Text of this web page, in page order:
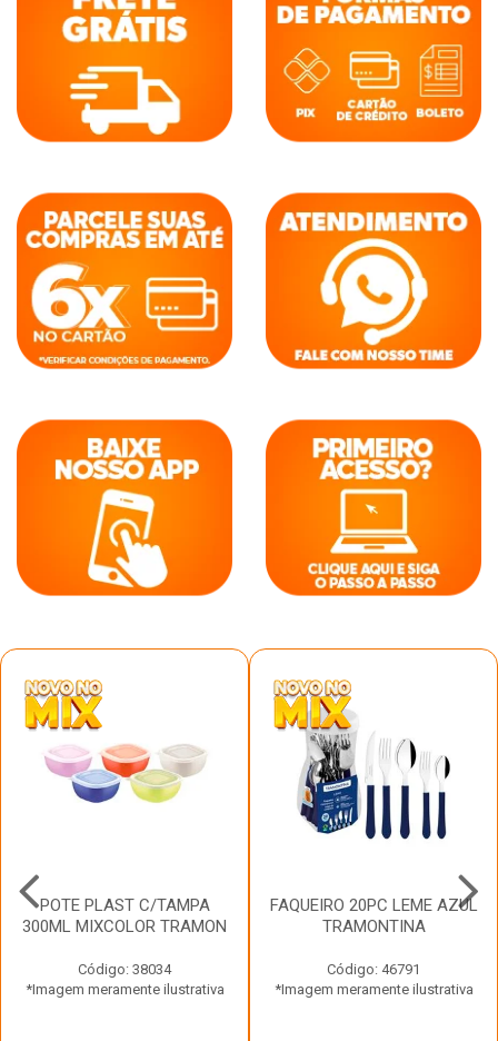
POTE PLAST C/TAMPA
300ML MIXCOLOR TRAMON
Código: 38034
*Imagem meramente ilustrativa
FAQUEIRO 20PC LEME AZUL
TRAMONTINA
Código: 46791
*Imagem meramente ilustrativa